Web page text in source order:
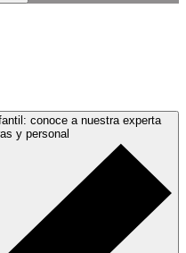
conoce a nuestra experta
y personal